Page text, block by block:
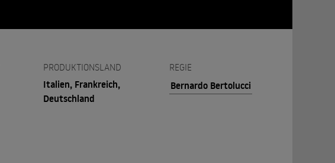
PRODUKTIONSLAND
Italien, Frankreich,
Deutschland
REGIE
Bernardo Bertolucci